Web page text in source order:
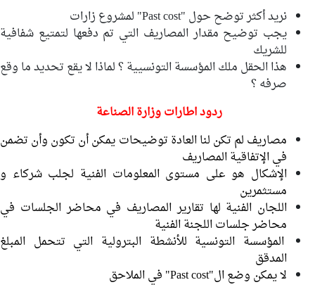
نريد أكثر توضح حول "Past cost" لمشروع زارات
يجب توضيح مقدار المصاريف التي تم دفعها لتمتيع شفافية
للشريك
هذا الحقل ملك المؤسسة التونسيية ؟ لماذا لا يقع تحديد ما وقع
صرفه ؟
ردود اطارات وزارة الصناعة
مصاريف لم تكن لنا العادة توضيحات يمكن أن تكون وأن تضمن
في الإتفاقية المصاريف
الإشكال هو على مستوى المعلومات الفنية لجلب شركاء و
مستثمرين
اللجان الفنية لها تقارير المصاريف في محاضر الجلسات في
محاضر جلسات اللجنة الفنية
المؤسسة التونسية للأنشطة البترولية التي تتحمل المبلغ
المدقق
لا يمكن وضع ال"Past cost" في الملاحق